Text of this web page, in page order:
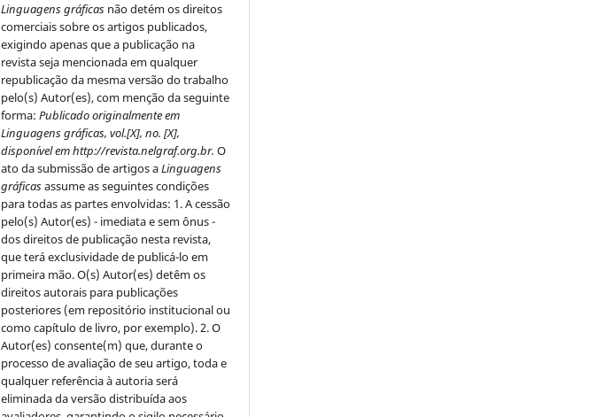
Linguagens gráficas não detém os direitos
comerciais sobre os artigos publicados,
exigindo apenas que a publicação na
revista seja mencionada em qualquer
republicação da mesma versão do trabalho
pelo(s) Autor(es), com menção da seguinte
forma:Publicado originalmente em
Linguagens gráficas, vol.[X], no. [X],
disponível em http://revista.nelgraf.org.br. O
ato da submissão de artigos aLinguagens
gráficasassume as seguintes condições
para todas as partes envolvidas: 1. A cessão
pelo(s) Autor(es) - imediata e sem ônus -
dos direitos de publicação nesta revista,
que terá exclusividade de publicá-lo em
primeira mão. O(s) Autor(es) detêm os
direitos autorais para publicações
posteriores (em repositório institucional ou
como capítulo de livro, por exemplo). 2. O
Autor(es) consente(m) que, durante o
processo de avaliação de seu artigo, toda e
qualquer referência à autoria será
eliminada da versão distribuída aos